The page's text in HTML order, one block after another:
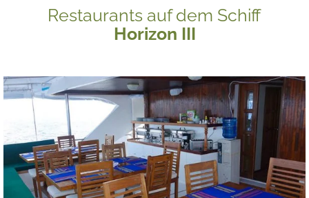
Restaurants auf dem Schiff
Horizon III